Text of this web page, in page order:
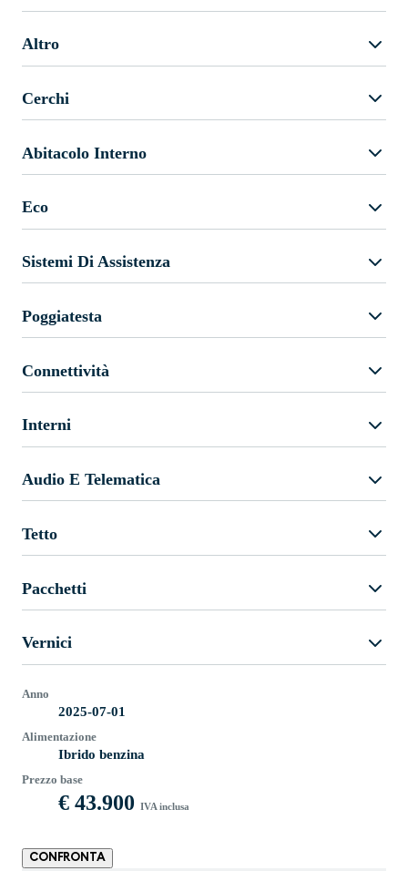
Altro
Cerchi
Abitacolo Interno
Eco
Sistemi Di Assistenza
Poggiatesta
Connettività
Interni
Audio E Telematica
Tetto
Pacchetti
Vernici
Anno
2025-07-01
Alimentazione
Ibrido benzina
Prezzo base
€ 43.900 IVA inclusa
CONFRONTA